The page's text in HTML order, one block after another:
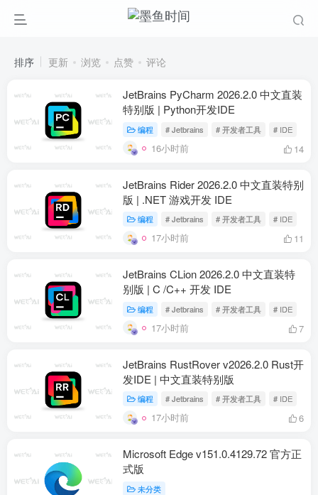
排序 更新 浏览 点赞 评论
JetBrains PyCharm 2026.2.0 中文直装
特别版 | Python开发IDE
编程 # Jetbrains # 开发者工具 # IDE
16小时前 14
JetBrains Rider 2026.2.0 中文直装特别
版 | .NET 游戏开发 IDE
编程 # Jetbrains # 开发者工具 # IDE
17小时前 11
JetBrains CLion 2026.2.0 中文直装特
别版 | C /C++ 开发 IDE
编程 # Jetbrains # 开发者工具 # IDE
17小时前 7
JetBrains RustRover v2026.2.0 Rust开
发IDE | 中文直装特别版
编程 # Jetbrains # 开发者工具 # IDE
17小时前 6
Microsoft Edge v151.0.4129.72 官方正
式版
未分类